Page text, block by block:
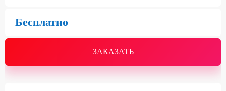
ЗАКАЗАТЬ
Бесплатно